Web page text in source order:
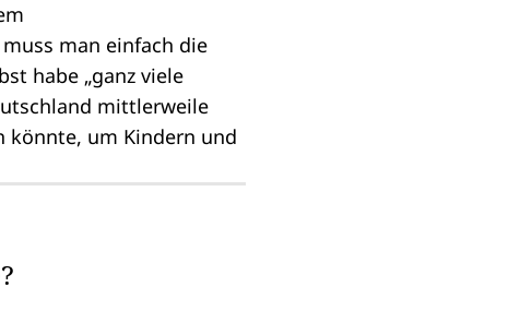
man einfach die
habe „ganz viele
mittlerweile
könnte, um Kindern und